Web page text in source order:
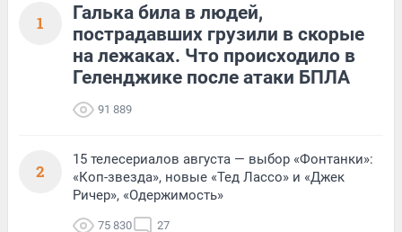
1
Галька била в людей,
пострадавших грузили в скорые
на лежаках. Что происходило в
Геленджике после атаки БПЛА
91 889
2
15 телесериалов августа — выбор «Фонтанки»:
«Коп-звезда», новые «Тед Лассо» и «Джек
Ричер», «Одержимость»
75 830 27